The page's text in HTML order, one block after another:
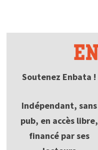
Soutenez Enbata !
Indépendant, sans
pub, en accès libre,
financé par ses